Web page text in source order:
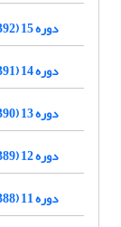
دوره 15 (1392)
دوره 14 (1391)
دوره 13 (1390)
دوره 12 (1389)
دوره 11 (1388)